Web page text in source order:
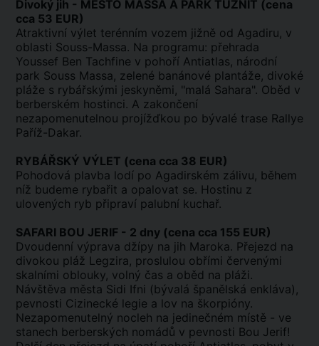
Divoký jih - MĚSTO MASSA A PARK TUZNIT (cena
cca 53 EUR)
Atraktivní výlet terénním vozem jižně od Agadiru, v
oblasti Souss-Massa. Na programu: přehrada
Youssef Ben Tachfine v pohoří Antiatlas, národní
park Souss Massa, zelené banánové plantáže, divoké
pláže s rybářskými jeskyněmi, "malá Sahara". Oběd v
berberském hostinci. A zakončení
nezapomenutelnou projížďkou po bývalé trase Rallye
Paříž-Dakar.
RYBÁŘSKÝ VÝLET (cena cca 38 EUR)
Pohodová plavba lodí po Agadirském zálivu, během
níž budeme rybařit a opalovat se. Hostinu z
ulovených ryb připraví palubní kuchař.
SAFARI BOU JERIF - 2 dny (cena cca 155 EUR)
Dvoudenní výprava džípy na jih Maroka. Přejezd na
divokou pláž Legzira, proslulou obřími červenými
skalními oblouky, volný čas a oběd na pláži.
Návštěva města Sidi Ifni (bývalá španělská enkláva),
pevnosti Cizinecké legie a lov na škorpióny.
Nezapomenutelný nocleh na jedinečném místě - ve
stanech berberských nomádů v pevnosti Bou Jerif!